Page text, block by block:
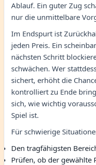
Ablauf. Ein guter Zug
nur die unmittelbare
Im Endspurt ist
jeden Preis. Ein
nächsten Schritt
schwächen. Wer
sichert, erhöht die
kontrolliert zu Ende
sich, wie wichtig
Spiel ist.
Für schwierige
Den tragfähigsten
Prüfen, ob der gewählte